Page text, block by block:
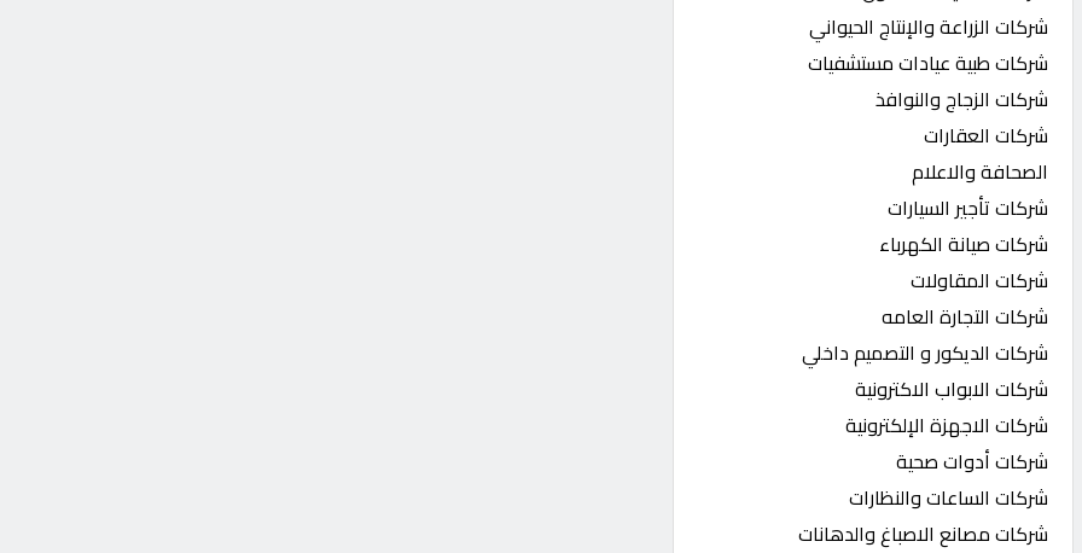
شركات الزراعة والإنتاج الحيواني
شركات طبية عيادات مستشفيات
شركات الزجاج والنوافذ
شركات العقارات
الصحافة والاعلام
شركات تأجير السيارات
شركات صيانة الكهرباء
شركات المقاولات
شركات التجارة العامه
شركات الديكور و التصميم داخلي
شركات الابواب الاكترونية
شركات الاجهزة الإلكترونية
شركات أدوات صحية
شركات الساعات والنظارات
شركات مصانع الاصباغ والدهانات